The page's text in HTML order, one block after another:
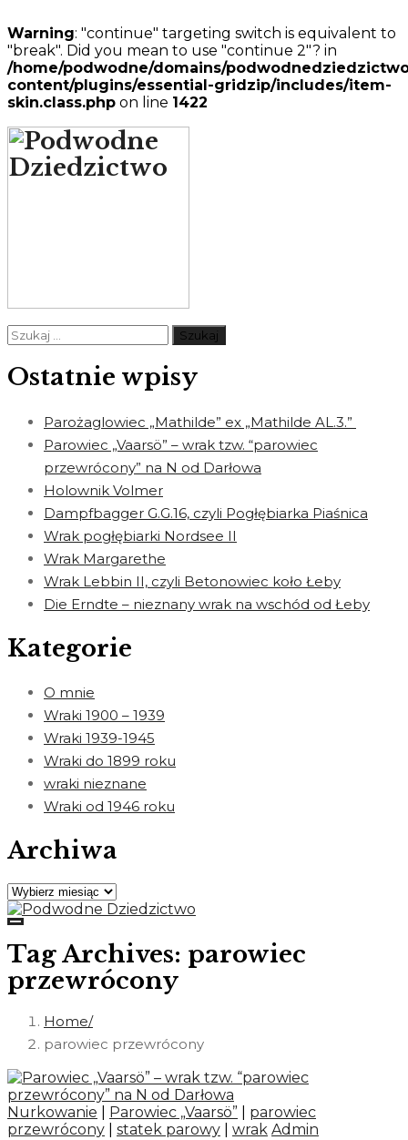
Warning: "continue" targeting switch is equivalent to
"break". Did you mean to use "continue 2"? in
/home/podwodne/domains/
content/plugins/essential-gridzip/includes/item-
skin.class.php on line 1422
Szukaj:
Ostatnie wpisy
Parożaglowiec „Mathilde” ex „Mathilde AL.3.”
Parowiec „Vaarsö” – wrak tzw. “parowiec
przewrócony” na N od Darłowa
Holownik Volmer
Dampfbagger G.G.16, czyli Pogłębiarka Piaśnica
Wrak pogłębiarki Nordsee II
Wrak Margarethe
Wrak Lebbin II, czyli Betonowiec koło Łeby
Die Erndte – nieznany wrak na wschód od Łeby
Kategorie
O mnie
Wraki 1900 – 1939
Wraki 1939-1945
Wraki do 1899 roku
wraki nieznane
Wraki od 1946 roku
Archiwa
Archiwa
Tag Archives: parowiec
przewrócony
Home
parowiec przewrócony
Nurkowanie Parowiec „Vaarsö”
parowiec
przewrócony
statek parowy wrak Admin